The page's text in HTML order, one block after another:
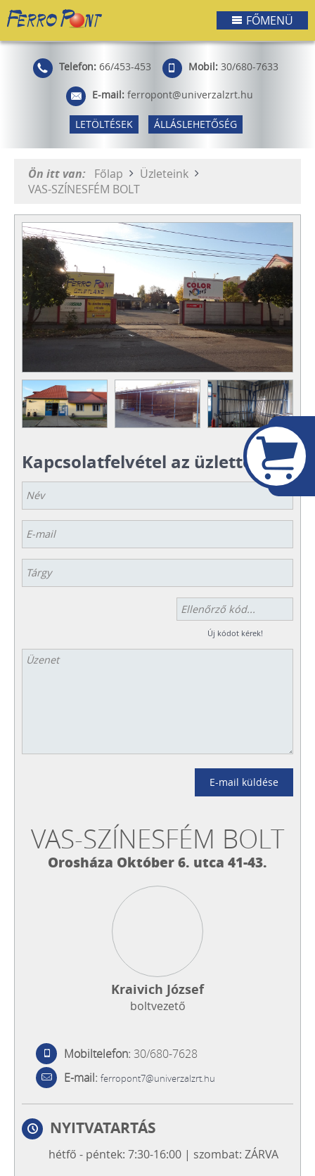
FŐMENÜ
Telefon: 66/453-453 Mobil: 30/680-7633
E-mail: ferropont@univerzalzrt.hu
LETÖLTÉSEK ÁLLÁSLEHETŐSÉG
Ön itt van: Főlap
Üzleteink
VAS-SZÍNESFÉM BOLT
Kapcsolatfelvétel az üzlettel
Új kódot kérek!
E-mail küldése
VAS-SZÍNESFÉM BOLT
Orosháza Október 6. utca 41-43.
Kraivich József
boltvezető
Mobiltelefon: 30/680-7628
E-mail: ferropont7@univerzalzrt.hu
NYITVATARTÁS
hétfő - péntek: 7:30-16:00 | szombat: ZÁRVA